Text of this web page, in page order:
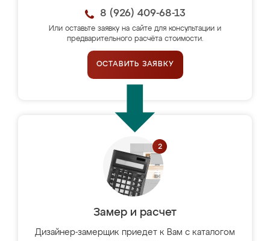
8 (926) 409-68-13
Или оставьте заявку на сайте для консультации и
предварительного расчёта стоимости.
ОСТАВИТЬ ЗАЯВКУ
Замер и расчет
Дизайнер-замерщик приедет к Вам с каталогом